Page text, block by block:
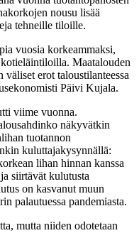
nousu lisää
tehneille tiloille.
vuosia korkeammaksi,
Maatalouden
erot taloustilanteessa
Päivi Kujala.
viime vuonna.
näkyvätkin
tuotannon
kuluttajakysynnällä:
lihan hinnan kanssa
siirtävät kulutusta
on kasvanut muun
palautuessa pandemiasta.
mutta niiden odotetaan